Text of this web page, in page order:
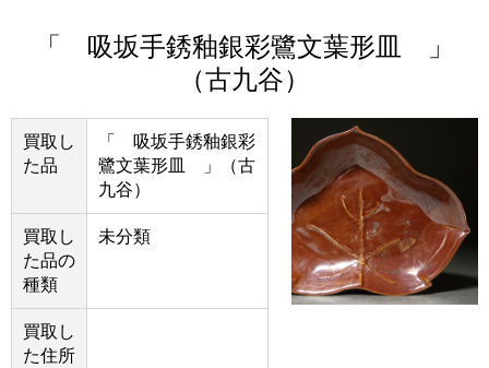
「 吸坂手銹釉銀彩鷺文葉形皿 」
（古九谷）
買取し
た品
「 吸坂手銹釉銀彩
鷺文葉形皿 」（古
九谷）
買取し
た品の
種類
未分類
買取し
た住所